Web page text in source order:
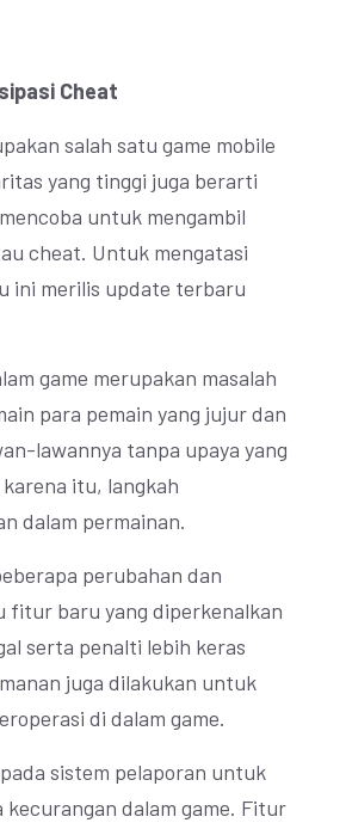
Cheat
salah satu game mobile
yang tinggi juga berarti
untuk mengambil
cheat. Untuk mengatasi
ini merilis update terbaru
game merupakan masalah
para pemain yang jujur dan
lawannya tanpa upaya yang
itu, langkah
dalam permainan.
perubahan dan
fitur baru yang diperkenalkan
serta penalti lebih keras
juga dilakukan untuk
di dalam game.
sistem pelaporan untuk
kecurangan dalam game. Fitur